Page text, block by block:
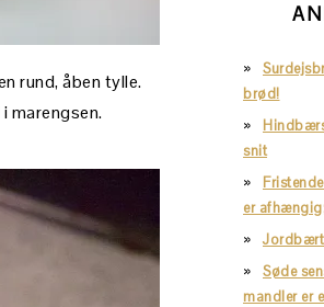
rund, åben tylle.
marengsen.
brød!
snit
er
Søde
mandler er